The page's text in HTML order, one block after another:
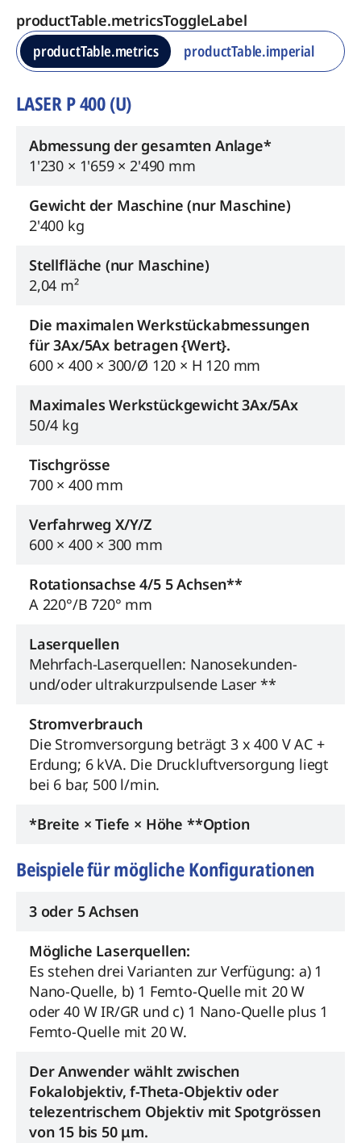
productTable.metricsToggleLabel
productTable.metrics
productTable.imperial
LASER P 400 (U)
Abmessung der gesamten Anlage*
1'230 × 1'659 × 2'490 mm
Gewicht der Maschine (nur Maschine)
2'400 kg
Stellfläche (nur Maschine)
2,04 m²
Die maximalen Werkstückabmessungen
für 3Ax/5Ax betragen {Wert}.
600 × 400 × 300/Ø 120 × H 120 mm
Maximales Werkstückgewicht 3Ax/5Ax
50/4 kg
Tischgrösse
700 × 400 mm
Verfahrweg X/Y/Z
600 × 400 × 300 mm
Rotationsachse 4/5 5 Achsen**
A 220°/B 720° mm
Laserquellen
Mehrfach-Laserquellen: Nanosekunden-
und/oder ultrakurzpulsende Laser **
Stromverbrauch
Die Stromversorgung beträgt 3 x 400 V AC +
Erdung; 6 kVA. Die Druckluftversorgung liegt
bei 6 bar, 500 l/min.
*Breite × Tiefe × Höhe **Option
Beispiele für mögliche Konfigurationen
3 oder 5 Achsen
Mögliche Laserquellen:
Es stehen drei Varianten zur Verfügung: a) 1
Nano-Quelle, b) 1 Femto-Quelle mit 20 W
oder 40 W IR/GR und c) 1 Nano-Quelle plus 1
Femto-Quelle mit 20 W.
Der Anwender wählt zwischen
Fokalobjektiv, f-Theta-Objektiv oder
telezentrischem Objektiv mit Spotgrössen
von 15 bis 50 μm.